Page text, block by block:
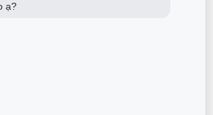
để khởi động Windows vào Safe
thêm quạt tản nhiệt cho thùng máy
ạ?